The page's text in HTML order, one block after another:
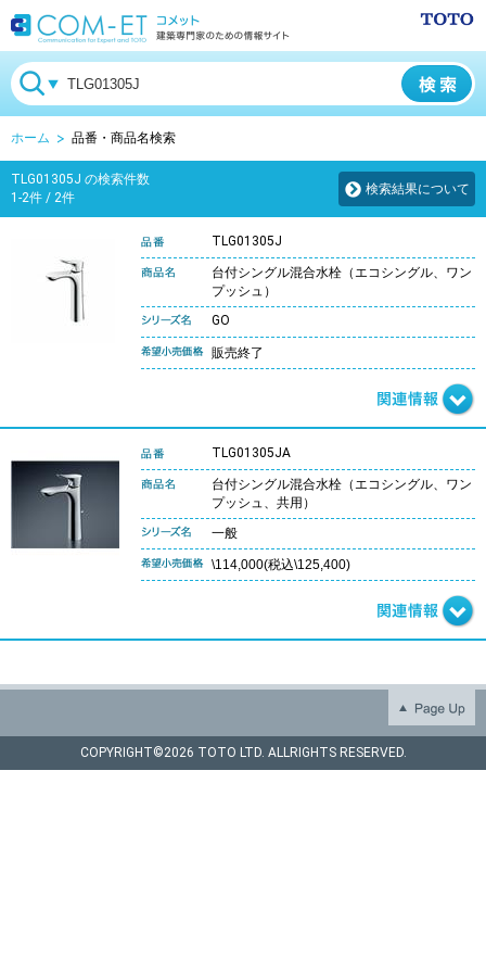
ホーム 品番・商品名検索
TLG01305J の検索件数
1-2件 / 2件
検索結果について
TLG01305J
台付シングル混合水栓（エコシングル、ワン
プッシュ）
GO
販売終了
TLG01305JA
台付シングル混合水栓（エコシングル、ワン
プッシュ、共用）
一般
\114,000(税込\125,400)
COPYRIGHT©2026 TOTO LTD. ALLRIGHTS RESERVED.